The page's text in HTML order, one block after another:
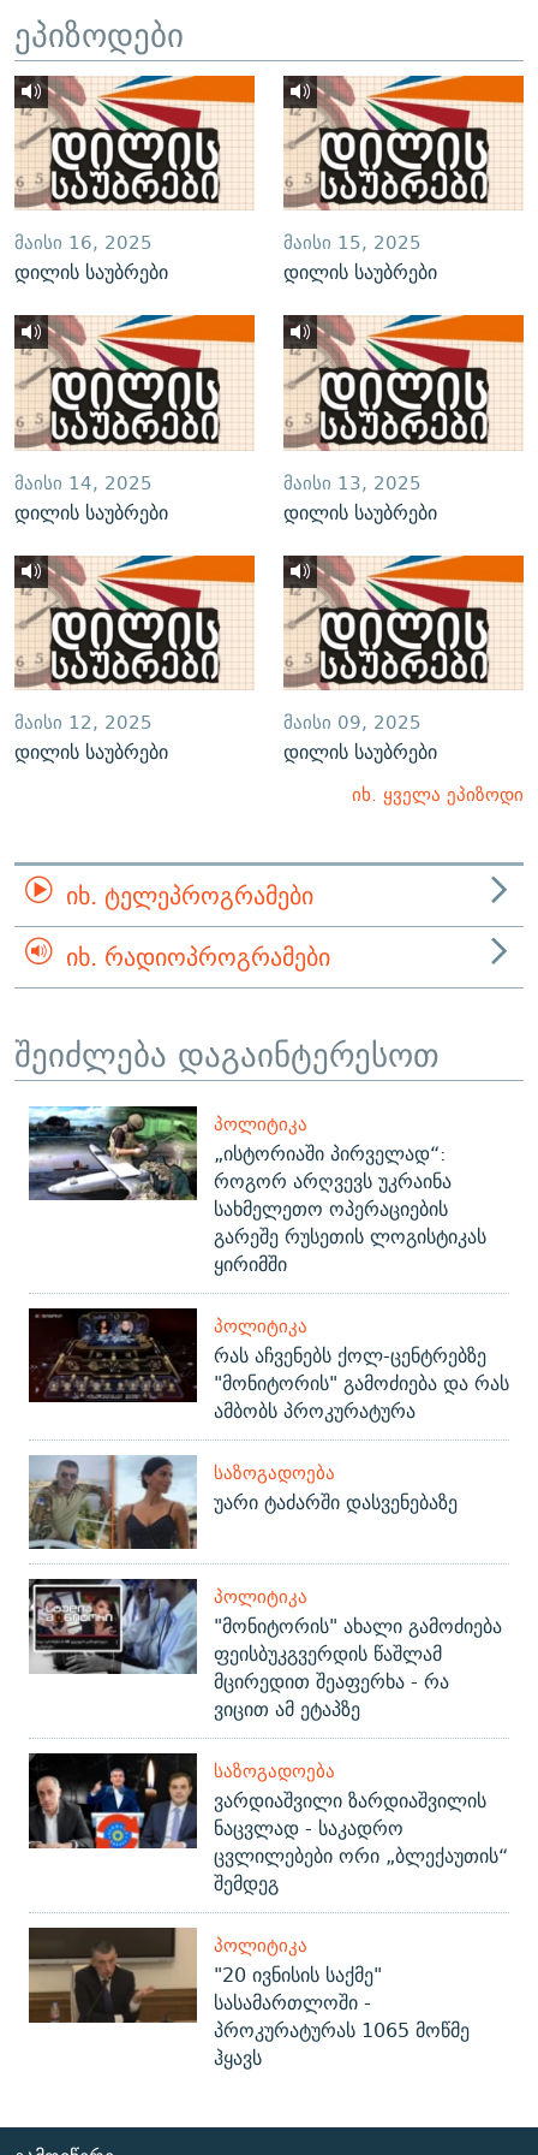
ეპიზოდები
ᲛᲐᲘᲡᲘ 16, 2025
დილის საუბრები
ᲛᲐᲘᲡᲘ 15, 2025
დილის საუბრები
ᲛᲐᲘᲡᲘ 14, 2025
დილის საუბრები
ᲛᲐᲘᲡᲘ 13, 2025
დილის საუბრები
ᲛᲐᲘᲡᲘ 12, 2025
დილის საუბრები
ᲛᲐᲘᲡᲘ 09, 2025
დილის საუბრები
იხ. ყველა ეპიზოდი
ᲘᲮ. ᲢᲔᲚᲔᲞᲠᲝᲒᲠᲐᲛᲔᲑᲘ
ᲘᲮ. ᲠᲐᲓᲘᲝᲞᲠᲝᲒᲠᲐᲛᲔᲑᲘ
შეიძლება დაგაინტერესოთ
ᲞᲝᲚᲘᲢᲘᲙᲐ
„ისტორიაში პირველად“:
როგორ არღვევს უკრაინა
სახმელეთო ოპერაციების
გარეშე რუსეთის ლოგისტიკას
ყირიმში
ᲞᲝᲚᲘᲢᲘᲙᲐ
რას აჩვენებს ქოლ-ცენტრებზე
"მონიტორის" გამოძიება და რას
ამბობს პროკურატურა
ᲡᲐᲖᲝᲒᲐᲓᲝᲔᲑᲐ
უარი ტაძარში დასვენებაზე
ᲞᲝᲚᲘᲢᲘᲙᲐ
"მონიტორის" ახალი გამოძიება
ფეისბუკგვერდის წაშლამ
მცირედით შეაფერხა - რა
ვიცით ამ ეტაპზე
ᲡᲐᲖᲝᲒᲐᲓᲝᲔᲑᲐ
ვარდიაშვილი ზარდიაშვილის
ნაცვლად - საკადრო
ცვლილებები ორი „ბლექაუთის“
შემდეგ
ᲞᲝᲚᲘᲢᲘᲙᲐ
"20 ივნისის საქმე"
სასამართლოში -
პროკურატურას 1065 მოწმე
ჰყავს